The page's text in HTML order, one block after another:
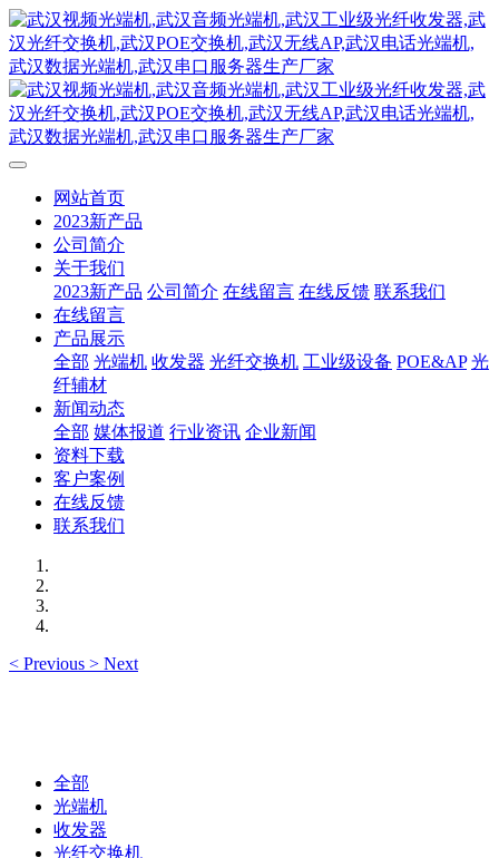
网站首页
2023新产品
公司简介
关于我们
2023新产品 公司简介 在线留言 在线反馈 联系我们
在线留言
产品展示
全部 光端机 收发器 光纤交换机 工业级设备 POE&AP 光
纤辅材
新闻动态
全部 媒体报道 行业资讯 企业新闻
资料下载
客户案例
在线反馈
联系我们
< Previous > Next
全部
光端机
收发器
光纤交换机